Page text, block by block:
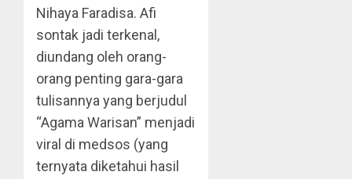
Nihaya Faradisa. Afi
sontak jadi terkenal,
diundang oleh orang-
orang penting gara-gara
tulisannya yang berjudul
“Agama Warisan” menjadi
viral di medsos (yang
ternyata diketahui hasil